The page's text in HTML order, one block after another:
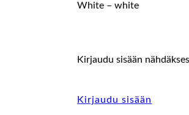
White – white
Kirjaudu sisään
Kirjaudu sisään